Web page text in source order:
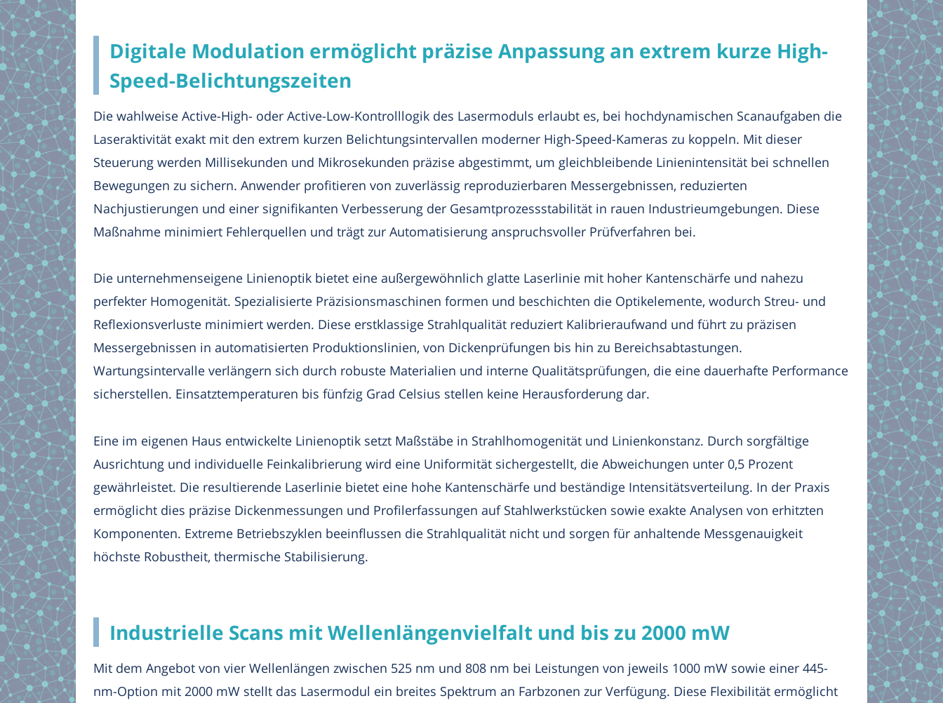
Digitale Modulation ermöglicht präzise Anpassung an extrem kurze High-
Speed-Belichtungszeiten
Die wahlweise Active-High- oder Active-Low-Kontrolllogik des Lasermoduls erlaubt es, bei hochdynamischen Scanaufgaben die
Laseraktivität exakt mit den extrem kurzen Belichtungsintervallen moderner High-Speed-Kameras zu koppeln. Mit dieser
Steuerung werden Millisekunden und Mikrosekunden präzise abgestimmt, um gleichbleibende Linienintensität bei schnellen
Bewegungen zu sichern. Anwender profitieren von zuverlässig reproduzierbaren Messergebnissen, reduzierten
Nachjustierungen und einer signifikanten Verbesserung der Gesamtprozessstabilität in rauen Industrieumgebungen. Diese
Maßnahme minimiert Fehlerquellen und trägt zur Automatisierung anspruchsvoller Prüfverfahren bei.
Die unternehmenseigene Linienoptik bietet eine außergewöhnlich glatte Laserlinie mit hoher Kantenschärfe und nahezu
perfekter Homogenität. Spezialisierte Präzisionsmaschinen formen und beschichten die Optikelemente, wodurch Streu- und
Reflexionsverluste minimiert werden. Diese erstklassige Strahlqualität reduziert Kalibrieraufwand und führt zu präzisen
Messergebnissen in automatisierten Produktionslinien, von Dickenprüfungen bis hin zu Bereichsabtastungen.
Wartungsintervalle verlängern sich durch robuste Materialien und interne Qualitätsprüfungen, die eine dauerhafte Performance
sicherstellen. Einsatztemperaturen bis fünfzig Grad Celsius stellen keine Herausforderung dar.
Eine im eigenen Haus entwickelte Linienoptik setzt Maßstäbe in Strahlhomogenität und Linienkonstanz. Durch sorgfältige
Ausrichtung und individuelle Feinkalibrierung wird eine Uniformität sichergestellt, die Abweichungen unter 0,5 Prozent
gewährleistet. Die resultierende Laserlinie bietet eine hohe Kantenschärfe und beständige Intensitätsverteilung. In der Praxis
ermöglicht dies präzise Dickenmessungen und Profilerfassungen auf Stahlwerkstücken sowie exakte Analysen von erhitzten
Komponenten. Extreme Betriebszyklen beeinflussen die Strahlqualität nicht und sorgen für anhaltende Messgenauigkeit
höchste Robustheit, thermische Stabilisierung.
Industrielle Scans mit Wellenlängenvielfalt und bis zu 2000 mW
Mit dem Angebot von vier Wellenlängen zwischen 525 nm und 808 nm bei Leistungen von jeweils 1000 mW sowie einer 445-
nm-Option mit 2000 mW stellt das Lasermodul ein breites Spektrum an Farbzonen zur Verfügung. Diese Flexibilität ermöglicht